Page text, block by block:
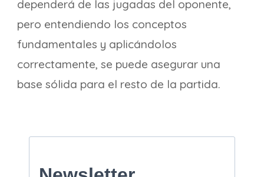
dependerá de las jugadas del oponente,
pero entendiendo los conceptos
fundamentales y aplicándolos
correctamente, se puede asegurar una
base sólida para el resto de la partida.